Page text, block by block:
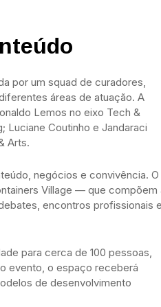
por um squad de curadores,
áreas de atuação. A
Lemos no eixo Tech &
Luciane Coutinho e Jandaraci
Arts.
negócios e convivência. O
Village — que compõem
encontros profissionais e
para cerca de 100 pessoas,
evento, o espaço receberá
de desenvolvimento